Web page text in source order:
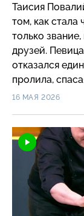
Таисия
том, как стала
только
друзей.
отказался
пролила,
секрет,
16 МАЯ 2026